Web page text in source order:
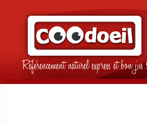
Référencement naturel express et bon